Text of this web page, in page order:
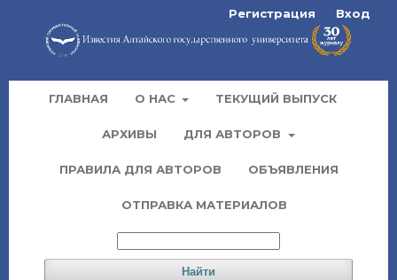
ГЛАВНАЯ О НАС ТЕКУЩИЙ ВЫПУСК
АРХИВЫ ДЛЯ АВТОРОВ
ПРАВИЛА ДЛЯ АВТОРОВ ОБЪЯВЛЕНИЯ
ОТПРАВКА МАТЕРИАЛОВ
Найти
Регистрация Вход